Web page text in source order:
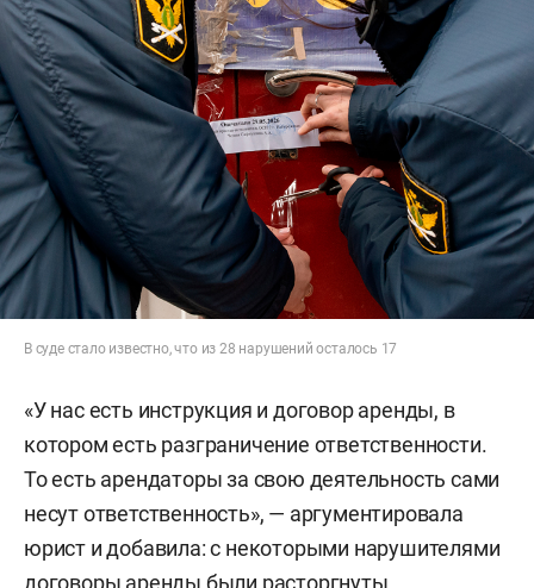
В суде стало известно, что из 28 нарушений осталось 17
«У нас есть инструкция и договор аренды, в
котором есть разграничение ответственности.
То есть арендаторы за свою деятельность сами
несут ответственность», — аргументировала
юрист и добавила: с некоторыми нарушителями